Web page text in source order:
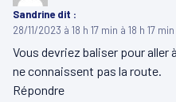
Sandrine dit :
28/11/2023 à 18 h 17 min à 18 h 17 min
Vous devriez baliser pour aller
ne connaissent pas la route.
Répondre